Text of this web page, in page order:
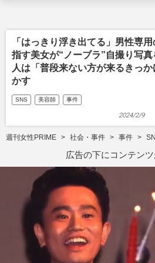
「はっきり浮き出てる」男性専
指す美女が“ノーブラ”自撮り写
人は「普段来ない方が来るきっ
かす
SNS 美容師 事件
2024/2/9
週刊女性PRIME 社会・事件 事件
広告の下にコンテン